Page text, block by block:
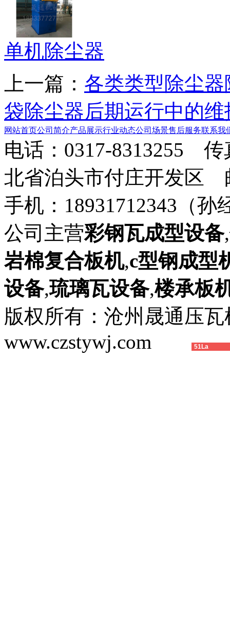
单机除尘器
上一篇： 各类类型除尘
袋除尘器后期运行中的
网站首页公司简介产品展示行业动态公司场景售后服务联系我
电话：0317-8313255
北省泊头市付庄开发区
手机：18931712343（孙
公司主营彩钢瓦成型设备,
岩棉复合板机,c型钢成型
设备,琉璃瓦设备,楼承板
版权所有：沧州晟通压
www.czstywj.com
51La